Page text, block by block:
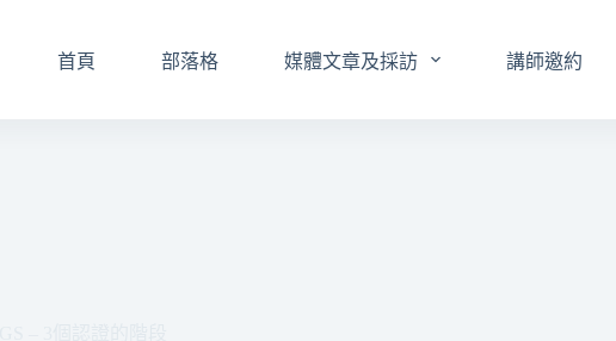
首頁 部落格 媒體文章及採訪 講師邀約